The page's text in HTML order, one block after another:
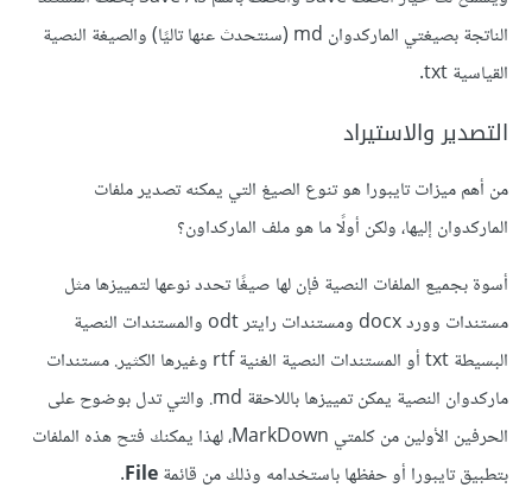
الناتجة بصيغتي الماركدوان md (سنتحدث عنها تاليًا) والصيغة النصية
القياسية txt.
التصدير واﻻستيراد
من أهم ميزات تايبورا هو تنوع الصيغ التي يمكنه تصدير ملفات
الماركدوان إليها، ولكن أولًا ما هو ملف الماركداون؟
أسوة بجميع الملفات النصية فإن لها صيغًا تحدد نوعها لتمييزها مثل
مستندات وورد docx ومستندات رايتر odt والمستندات النصية
البسيطة txt أو المستندات النصية الغنية rtf وغيرها الكثير. مستندات
ماركدوان النصية يمكن تمييزها باللاحقة ‎.md والتي تدل بوضوح على
الحرفين اﻷولين من كلمتي MarkDown، لهذا يمكنك فتح هذه الملفات
بتطبيق تايبورا أو حفظها باستخدامه وذلك من قائمةFile
.